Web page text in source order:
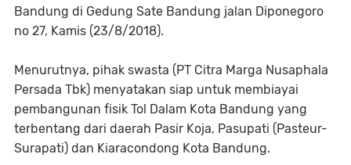
Bandung di Gedung Sate Bandung jalan Diponegoro
no 27, Kamis (23/8/2018).
Menurutnya, pihak swasta (PT Citra Marga Nusaphala
Persada Tbk) menyatakan siap untuk membiayai
pembangunan fisik Tol Dalam Kota Bandung yang
terbentang dari daerah Pasir Koja, Pasupati (Pasteur-
Surapati) dan Kiaracondong Kota Bandung.